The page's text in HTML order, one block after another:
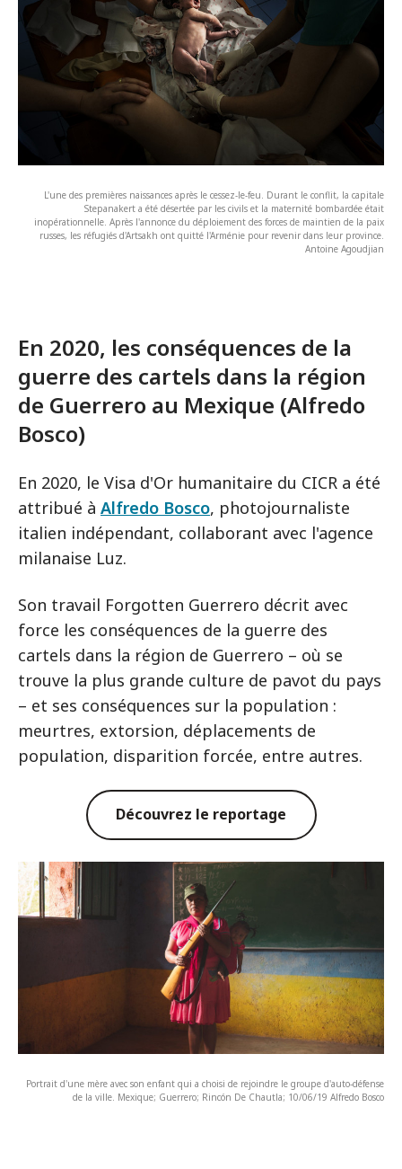
L'une des premières naissances après le cessez-le-feu. Durant le conflit, la capitale
Stepanakert a été désertée par les civils et la maternité bombardée était
inopérationnelle. Après l'annonce du déploiement des forces de maintien de la paix
russes, les réfugiés d'Artsakh ont quitté l'Arménie pour revenir dans leur province.
Antoine Agoudjian
En 2020, les conséquences de la
guerre des cartels dans la région
de Guerrero au Mexique (Alfredo
Bosco)
En 2020, le Visa d'Or humanitaire du CICR a été
attribué à Alfredo Bosco, photojournaliste
italien indépendant, collaborant avec l'agence
milanaise Luz.
Son travail Forgotten Guerrero décrit avec
force les conséquences de la guerre des
cartels dans la région de Guerrero – où se
trouve la plus grande culture de pavot du pays
– et ses conséquences sur la population :
meurtres, extorsion, déplacements de
population, disparition forcée, entre autres.
Découvrez le reportage
Portrait d'une mère avec son enfant qui a choisi de rejoindre le groupe d'auto-défense
de la ville. Mexique; Guerrero; Rincón De Chautla; 10/06/19 Alfredo Bosco